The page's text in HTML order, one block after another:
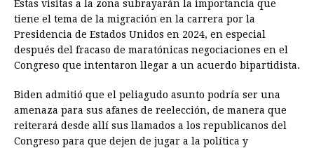
Estas visitas a la zona subrayarán la importancia que
tiene el tema de la migración en la carrera por la
Presidencia de Estados Unidos en 2024, en especial
después del fracaso de maratónicas negociaciones en el
Congreso que intentaron llegar a un acuerdo bipartidista.
Biden admitió que el peliagudo asunto podría ser una
amenaza para sus afanes de reelección, de manera que
reiterará desde allí sus llamados a los republicanos del
Congreso para que dejen de jugar a la política y